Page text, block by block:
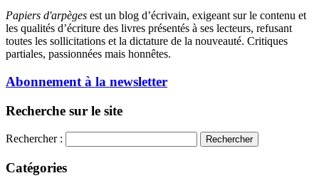
Papiers d'arpèges est un blog d’écrivain, exigeant sur le contenu et
les qualités d’écriture des livres présentés à ses lecteurs, refusant
toutes les sollicitations et la dictature de la nouveauté. Critiques
partiales, passionnées mais honnêtes.
Abonnement à la newsletter
Recherche sur le site
Rechercher :
Catégories